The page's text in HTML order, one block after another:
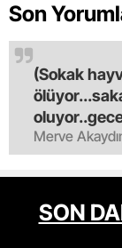
Son
Merve
(Sokak
alan tipler
masum
cinsini bile
SON